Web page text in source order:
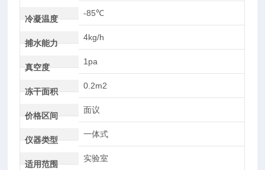
冷凝温度
-85℃
捕水能力
4kg/h
真空度
1pa
冻干面积
0.2m2
价格区间
面议
仪器类型
一体式
适用范围
实验室